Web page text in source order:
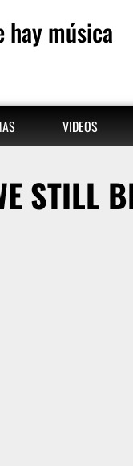
hay música
VIDEOS
STILL